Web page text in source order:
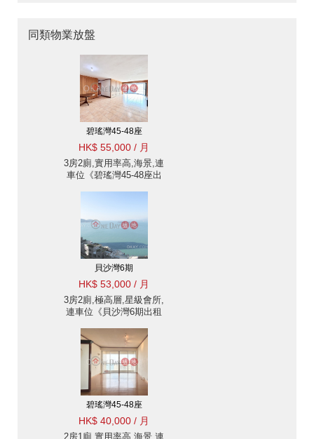
同類物業放盤
碧瑤灣45-48座
HK$ 55,000 / 月
3房2廁,實用率高,海景,連
車位《碧瑤灣45-48座出
貝沙灣6期
HK$ 53,000 / 月
3房2廁,極高層,星級會所,
連車位《貝沙灣6期出租
碧瑤灣45-48座
HK$ 40,000 / 月
2房1廁,實用率高,海景,連